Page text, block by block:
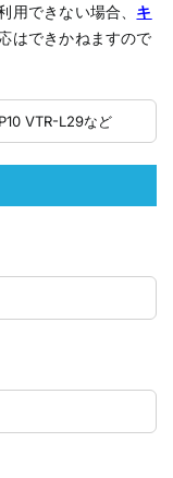
用できない場合、 キ
はできかねますので